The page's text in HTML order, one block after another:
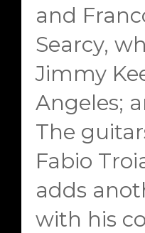
and
Searcy,
Jimmy
Angeles;
The
Fabio
adds
with his